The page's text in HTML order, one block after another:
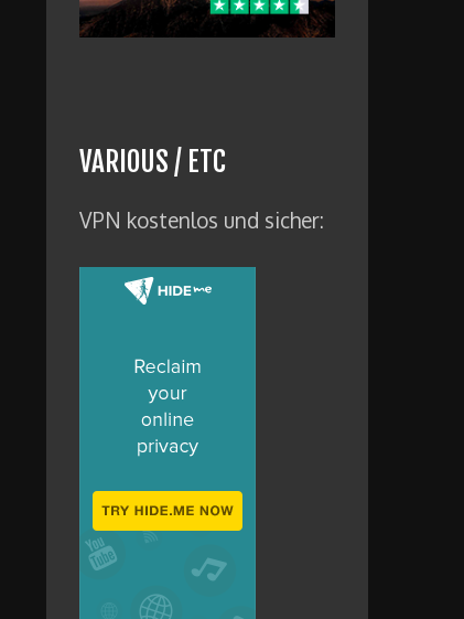
VARIOUS / ETC
VPN kostenlos und sicher: